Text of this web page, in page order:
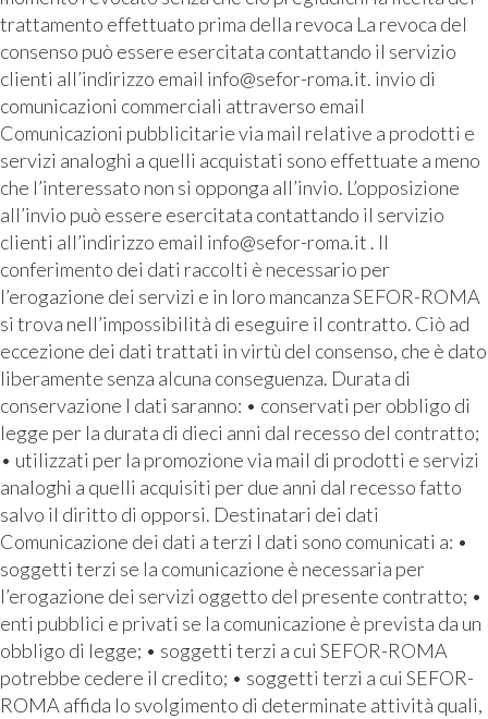
trattamento effettuato prima della revoca La revoca del
consenso può essere esercitata contattando il servizio
clienti all’indirizzo email info@sefor-roma.it. invio di
comunicazioni commerciali attraverso email
Comunicazioni pubblicitarie via mail relative a prodotti e
servizi analoghi a quelli acquistati sono effettuate a meno
che l’interessato non si opponga all’invio. L’opposizione
all’invio può essere esercitata contattando il servizio
clienti all’indirizzo email info@sefor-roma.it . Il
conferimento dei dati raccolti è necessario per
l’erogazione dei servizi e in loro mancanza SEFOR-ROMA
si trova nell’impossibilità di eseguire il contratto. Ciò ad
eccezione dei dati trattati in virtù del consenso, che è dato
liberamente senza alcuna conseguenza. Durata di
conservazione I dati saranno: • conservati per obbligo di
legge per la durata di dieci anni dal recesso del contratto;
• utilizzati per la promozione via mail di prodotti e servizi
analoghi a quelli acquisiti per due anni dal recesso fatto
salvo il diritto di opporsi. Destinatari dei dati
Comunicazione dei dati a terzi I dati sono comunicati a: •
soggetti terzi se la comunicazione è necessaria per
l’erogazione dei servizi oggetto del presente contratto; •
enti pubblici e privati se la comunicazione è prevista da un
obbligo di legge; • soggetti terzi a cui SEFOR-ROMA
potrebbe cedere il credito; • soggetti terzi a cui SEFOR-
ROMA affida lo svolgimento di determinate attività quali,